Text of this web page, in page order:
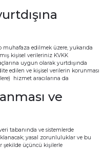
muhafaza edilmek üzere, yukarıda
kişisel verileriniz KVKK
uygun olarak yurtdışında
edilen ve kişisel verilerin korunması
hizmet aracılarına da
ve
tabanında ve sistemlerde
yasal zorunluluklar ve bu
şekilde üçüncü kişilerle